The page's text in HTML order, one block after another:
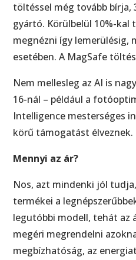
töltéssel még tovább bírja,
gyártó. Körülbelül 10%-kal
megnézni így lemerülésig,
esetében. A MagSafe
Nem mellesleg az AI is
16-nál – például a
Intelligence mesterséges
körű támogatást élveznek.
Mennyi az ár?
Nos, azt mindenki jól
termékei a
legutóbbi modell, tehát az
megéri megrendelni
megbízhatóság, az